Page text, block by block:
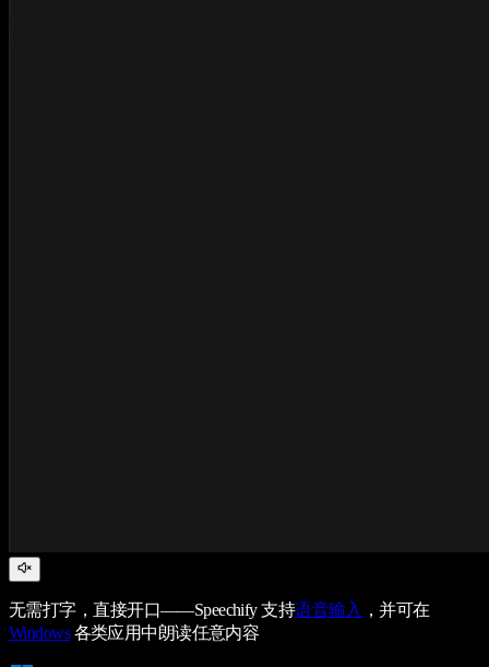
无需打字，直接开口——Speechify 支持语音输入 ，并可在
Windows各类应用中朗读任意内容